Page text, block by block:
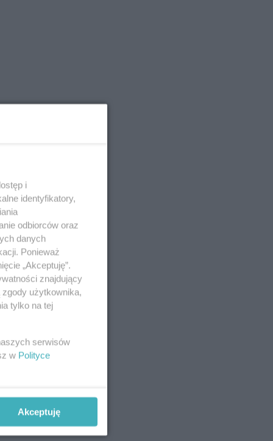
i
identyfikatory,
odbiorców oraz
danych
Ponieważ
„Akceptuję”.
znajdujący
użytkownika,
tylko na tej
serwisów
w Polityce
Akceptuję